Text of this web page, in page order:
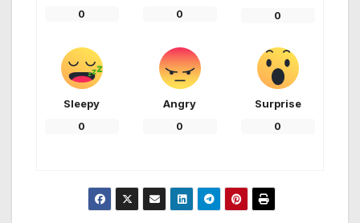
0 0 0
Sleepy
0
Angry
0
Surprise
0